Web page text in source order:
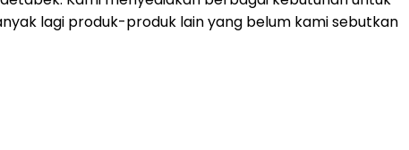
lagi produk-produk lain yang belum kami sebutkan